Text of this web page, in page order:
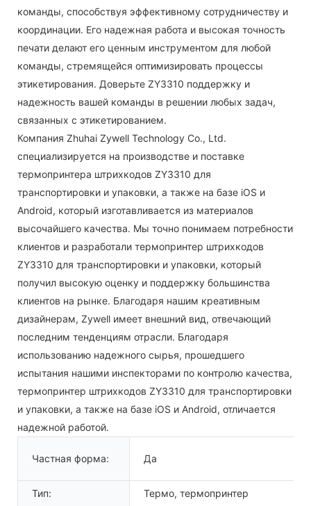
команды, способствуя эффективному сотрудничеству и
координации. Его надежная работа и высокая точность
печати делают его ценным инструментом для любой
команды, стремящейся оптимизировать процессы
этикетирования. Доверьте ZY3310 поддержку и
надежность вашей команды в решении любых задач,
связанных с этикетированием.
Компания Zhuhai Zywell Technology Co., Ltd.
специализируется на производстве и поставке
термопринтера штрихкодов ZY3310 для
транспортировки и упаковки, а также на базе iOS и
Android, который изготавливается из материалов
высочайшего качества. Мы точно понимаем потребности
клиентов и разработали термопринтер штрихкодов
ZY3310 для транспортировки и упаковки, который
получил высокую оценку и поддержку большинства
клиентов на рынке. Благодаря нашим креативным
дизайнерам, Zywell имеет внешний вид, отвечающий
последним тенденциям отрасли. Благодаря
использованию надежного сырья, прошедшего
испытания нашими инспекторами по контролю качества,
термопринтер штрихкодов ZY3310 для транспортировки
и упаковки, а также на базе iOS и Android, отличается
надежной работой.
Частная форма: Да
Тип: Термо, термопринтер